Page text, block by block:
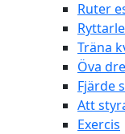
Ruter
Träna
Öva
Fjärde
Att
Exercis